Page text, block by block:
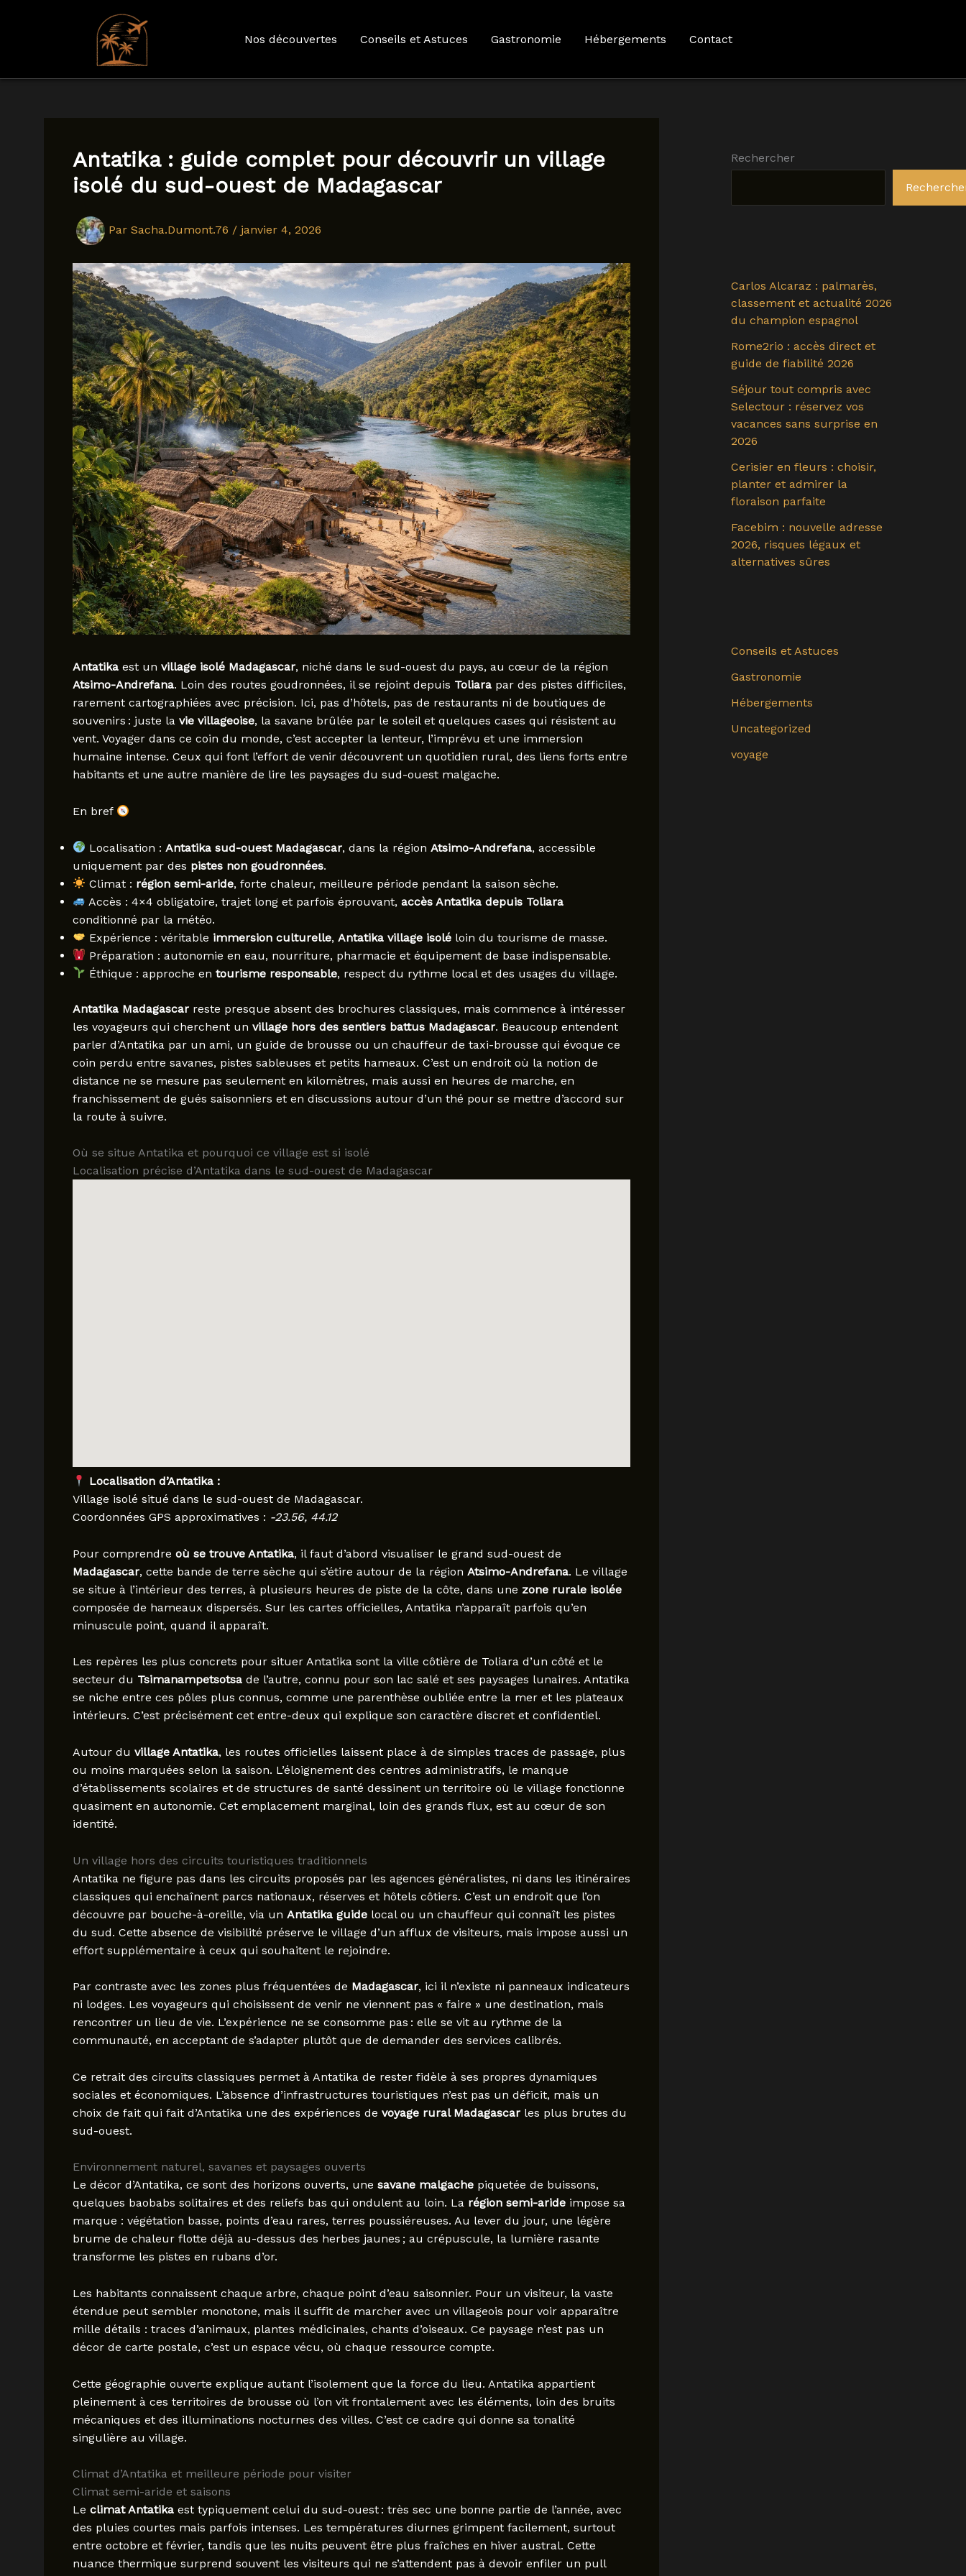
Aller
Nos découvertes Conseils et Astuces Gastronomie Hébergements Contact
Antatika : guide complet pour découvrir un village
isolé du sud-ouest de Madagascar
Par Sacha.Dumont.76 / janvier 4, 2026
Antatikaest un village isolé Madagascar, niché dans le sud-ouest du pays, au cœur de la région
Atsimo-Andrefana. Loin des routes goudronnées, il se rejoint depuis Toliarapar des pistes difficiles,
rarement cartographiées avec précision. Ici, pas d’hôtels, pas de restaurants ni de boutiques de
souvenirs : juste la vie villageoise, la savane brûlée par le soleil et quelques cases qui résistent au
vent. Voyager dans ce coin du monde, c’est accepter la lenteur, l’imprévu et une immersion
humaine intense. Ceux qui font l’effort de venir découvrent un quotidien rural, des liens forts entre
habitants et une autre manière de lire les paysages du sud-ouest malgache.
En bref
Localisation : Antatika sud-ouest Madagascar, dans la région Atsimo-Andrefana, accessible
uniquement par des pistes non goudronnées.
Climat : région semi-aride, forte chaleur, meilleure période pendant la saison sèche.
Accès : 4×4 obligatoire, trajet long et parfois éprouvant, accès Antatika depuis Toliara
conditionné par la météo.
Expérience : véritable immersion culturelle, Antatika village isoléloin du tourisme de masse.
Préparation : autonomie en eau, nourriture, pharmacie et équipement de base indispensable.
Éthique : approche en tourisme responsable, respect du rythme local et des usages du village.
Antatika Madagascarreste presque absent des brochures classiques, mais commence à intéresser
les voyageurs qui cherchent un village hors des sentiers battus Madagascar. Beaucoup entendent
parler d’Antatika par un ami, un guide de brousse ou un chauffeur de taxi-brousse qui évoque ce
coin perdu entre savanes, pistes sableuses et petits hameaux. C’est un endroit où la notion de
distance ne se mesure pas seulement en kilomètres, mais aussi en heures de marche, en
franchissement de gués saisonniers et en discussions autour d’un thé pour se mettre d’accord sur
la route à suivre.
Où se situe Antatika et pourquoi ce village est si isolé
Localisation précise d’Antatika dans le sud-ouest de Madagascar
Localisation d’Antatika :
Village isolé situé dans le sud-ouest de Madagascar.
Coordonnées GPS approximatives : -23.56, 44.12
Pour comprendre où se trouve Antatika, il faut d’abord visualiser le grand sud-ouest de
Madagascar, cette bande de terre sèche qui s’étire autour de la région Atsimo-Andrefana. Le village
se situe à l’intérieur des terres, à plusieurs heures de piste de la côte, dans une zone rurale isolée
composée de hameaux dispersés. Sur les cartes officielles, Antatika n’apparaît parfois qu’en
minuscule point, quand il apparaît.
Les repères les plus concrets pour situer Antatika sont la ville côtière de Toliara d’un côté et le
secteur du Tsimanampetsotsade l’autre, connu pour son lac salé et ses paysages lunaires. Antatika
se niche entre ces pôles plus connus, comme une parenthèse oubliée entre la mer et les plateaux
intérieurs. C’est précisément cet entre-deux qui explique son caractère discret et confidentiel.
Autour du village Antatika, les routes officielles laissent place à de simples traces de passage, plus
ou moins marquées selon la saison. L’éloignement des centres administratifs, le manque
d’établissements scolaires et de structures de santé dessinent un territoire où le village fonctionne
quasiment en autonomie. Cet emplacement marginal, loin des grands flux, est au cœur de son
identité.
Un village hors des circuits touristiques traditionnels
Antatika ne figure pas dans les circuits proposés par les agences généralistes, ni dans les itinéraires
classiques qui enchaînent parcs nationaux, réserves et hôtels côtiers. C’est un endroit que l’on
découvre par bouche-à-oreille, via un Antatika guidelocal ou un chauffeur qui connaît les pistes
du sud. Cette absence de visibilité préserve le village d’un afflux de visiteurs, mais impose aussi un
effort supplémentaire à ceux qui souhaitent le rejoindre.
Par contraste avec les zones plus fréquentées de Madagascar, ici il n’existe ni panneaux indicateurs
ni lodges. Les voyageurs qui choisissent de venir ne viennent pas « faire » une destination, mais
rencontrer un lieu de vie. L’expérience ne se consomme pas : elle se vit au rythme de la
communauté, en acceptant de s’adapter plutôt que de demander des services calibrés.
Ce retrait des circuits classiques permet à Antatika de rester fidèle à ses propres dynamiques
sociales et économiques. L’absence d’infrastructures touristiques n’est pas un déficit, mais un
choix de fait qui fait d’Antatika une des expériences de voyage rural Madagascarles plus brutes du
sud-ouest.
Environnement naturel, savanes et paysages ouverts
Le décor d’Antatika, ce sont des horizons ouverts, une savane malgachepiquetée de buissons,
quelques baobabs solitaires et des reliefs bas qui ondulent au loin. La région semi-arideimpose sa
marque : végétation basse, points d’eau rares, terres poussiéreuses. Au lever du jour, une légère
brume de chaleur flotte déjà au-dessus des herbes jaunes ; au crépuscule, la lumière rasante
transforme les pistes en rubans d’or.
Les habitants connaissent chaque arbre, chaque point d’eau saisonnier. Pour un visiteur, la vaste
étendue peut sembler monotone, mais il suffit de marcher avec un villageois pour voir apparaître
mille détails : traces d’animaux, plantes médicinales, chants d’oiseaux. Ce paysage n’est pas un
décor de carte postale, c’est un espace vécu, où chaque ressource compte.
Cette géographie ouverte explique autant l’isolement que la force du lieu. Antatika appartient
pleinement à ces territoires de brousse où l’on vit frontalement avec les éléments, loin des bruits
mécaniques et des illuminations nocturnes des villes. C’est ce cadre qui donne sa tonalité
singulière au village.
Climat d’Antatika et meilleure période pour visiter
Climat semi-aride et saisons
Le climat Antatikaest typiquement celui du sud-ouest : très sec une bonne partie de l’année, avec
des pluies courtes mais parfois intenses. Les températures diurnes grimpent facilement, surtout
entre octobre et février, tandis que les nuits peuvent être plus fraîches en hiver austral. Cette
nuance thermique surprend souvent les visiteurs qui ne s’attendent pas à devoir enfiler un pull
Rechercher
Carlos Alcaraz : palmarès,
classement et actualité 2026
du champion espagnol
Rome2rio : accès direct et
guide de fiabilité 2026
Séjour tout compris avec
Selectour : réservez vos
vacances sans surprise en
2026
Cerisier en fleurs : choisir,
planter et admirer la
floraison parfaite
Facebim : nouvelle adresse
2026, risques légaux et
alternatives sûres
Conseils et Astuces
Gastronomie
Hébergements
Uncategorized
voyage